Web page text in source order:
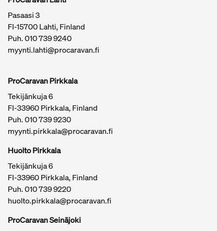
Pasaasi 3
FI-15700 Lahti, Finland
Puh.010 739 9240
myynti.lahti@procaravan.fi
ProCaravan Pirkkala
Tekijänkuja 6
FI-33960 Pirkkala, Finland
Puh.010 739 9230
myynti.pirkkala@procaravan.fi
Huolto Pirkkala
Tekijänkuja 6
FI-33960 Pirkkala, Finland
Puh.010 739 9220
huolto.pirkkala@procaravan.fi
ProCaravan Seinäjoki